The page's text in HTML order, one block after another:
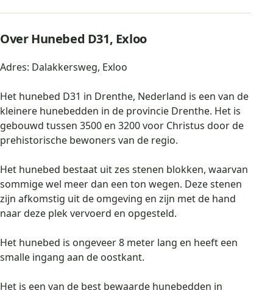
Over Hunebed D31, Exloo
Adres: Dalakkersweg, Exloo
Het hunebed D31 in Drenthe, Nederland is een van de
kleinere hunebedden in de provincie Drenthe. Het is
gebouwd tussen 3500 en 3200 voor Christus door de
prehistorische bewoners van de regio.
Het hunebed bestaat uit zes stenen blokken, waarvan
sommige wel meer dan een ton wegen. Deze stenen
zijn afkomstig uit de omgeving en zijn met de hand
naar deze plek vervoerd en opgesteld.
Het hunebed is ongeveer 8 meter lang en heeft een
smalle ingang aan de oostkant.
Het is een van de best bewaarde hunebedden in